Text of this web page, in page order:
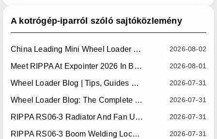
A kotrógép-iparról szóló sajtóközlemény
2026-08-02
China Leading Mini Wheel Loader Supplier: Reliable Compact Wheel Loaders For Global Markets
2026-08-01
Meet RIPPA At Expointer 2026 In Brazil
2026-07-31
Wheel Loader Blog | Tips, Guides & Attachments
2026-07-31
Wheel Loader Blog: The Complete Guide To Wheel Loaders For Construction, Agriculture, And Material Handling
2026-07-31
RIPPA RS06-3 Radiator And Fan Upgrade — Effective July 10, 2026
2026-07-31
RIPPA RS06-3 Boom Welding Locating Bar Optimization — Effective July 15, 2026